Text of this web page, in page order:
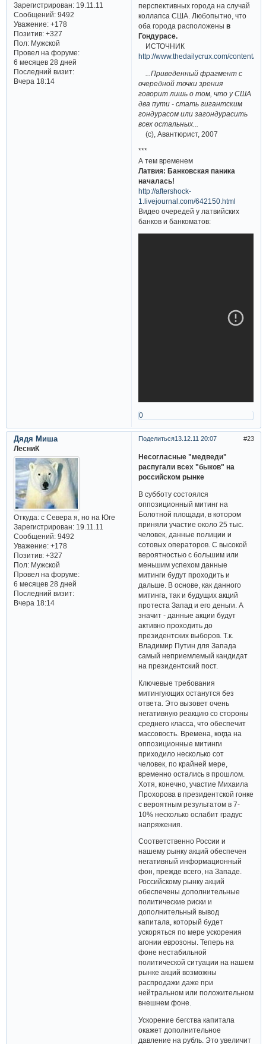
Зарегистрирован: 19.11.11
Сообщений:9492
Уважение: +178
Позитив: +327
Пол:Мужской
Провел на форуме:
6 месяцев 28 дней
Последний визит:
Вчера 18:14
перспективных города на случай
коллапса США. Любопытно, что
оба города расположеныв
Гондурасе.
ИСТОЧНИК
http://www.thedailycrux.com/content/
...Приведенный фрагмент с
очередной точки зрения
говорит лишь о том, что у США
два пути - стать гигантским
гондурасом или загондурасить
всех остальных...
(с), Авантюрист, 2007
***
А тем временем
Латвия: Банковская паника
началась!
http://aftershock-
1.livejournal.com/642150.html
Видео очередей у латвийских
банков и банкоматов:
0
Поделиться 23
13.12.11 20:07
Дядя Миша
ЛесниК
Откуда:с Севера я, но на Юге
Зарегистрирован: 19.11.11
Сообщений:9492
Уважение: +178
Позитив: +327
Пол:Мужской
Провел на форуме:
6 месяцев 28 дней
Последний визит:
Вчера 18:14
Несогласные "медведи"
распугали всех "быков" на
российском рынке
В субботу состоялся
оппозиционный митинг на
Болотной площади, в котором
приняли участие около 25 тыс.
человек, данные полиции и
сотовых операторов. С высокой
вероятностью с большим или
меньшим успехом данные
митинги будут проходить и
дальше. В основе, как данного
митинга, так и будущих акций
протеста Запад и его деньги. А
значит - данные акции будут
активно проходить до
президентских выборов. Т.к.
Владимир Путин для Запада
самый неприемлемый кандидат
на президентский пост.
Ключевые требования
митингующих останутся без
ответа. Это вызовет очень
негативную реакцию со стороны
среднего класса, что обеспечит
массовость. Времена, когда на
оппозиционные митинги
приходило несколько сот
человек, по крайней мере,
временно остались в прошлом.
Хотя, конечно, участие Михаила
Прохорова в президентской гонке
с вероятным результатом в 7-
10% несколько ослабит градус
напряжения.
Соответственно России и
нашему рынку акций обеспечен
негативный информационный
фон, прежде всего, на Западе.
Российскому рынку акций
обеспечены дополнительные
политические риски и
дополнительный вывод
капитала, который будет
ускоряться по мере ускорения
агонии еврозоны. Теперь на
фоне нестабильной
политической ситуации на нашем
рынке акций возможны
распродажи даже при
нейтральном или положительном
внешнем фоне.
Ускорение бегства капитала
окажет дополнительное
давление на рубль. Это увеличит